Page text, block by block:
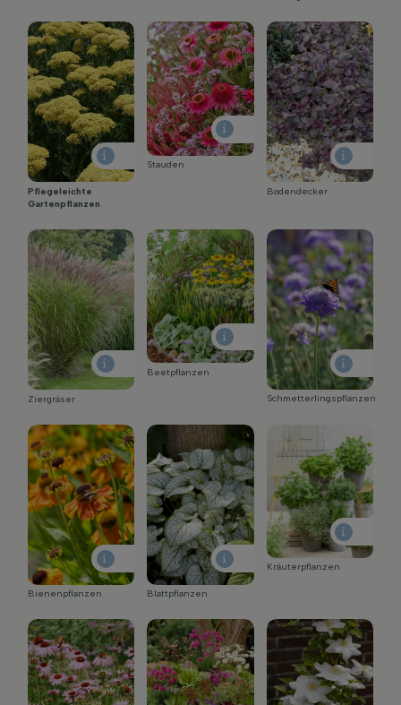
Pflegeleichte
Gartenpflanzen
Stauden
Bodendecker
Ziergräser
Beetpflanzen
Schmetterlingspflanzen
Bienenpflanzen Blattpflanzen
Kräuterpflanzen